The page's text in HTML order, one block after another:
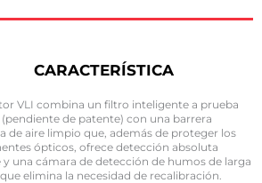
CARACTERÍSTICA
VLI combina un filtro inteligente a prueba
(pendiente de patente) con una barrera
de aire limpio que, además de proteger los
ópticos, ofrece detección absoluta
y una cámara de detección de humos de larga
elimina la necesidad de recalibración.